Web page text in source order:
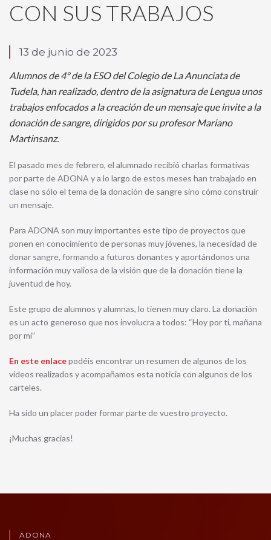
CON SUS TRABAJOS
13 de junio de 2023
Alumnos de 4º de la ESO del Colegio de La Anunciata de
Tudela, han realizado, dentro de la asignatura de Lengua unos
trabajos enfocados a la creación de un mensaje que invite a la
donación de sangre, dirigidos por su profesor Mariano
Martinsanz.
El pasado mes de febrero, el alumnado recibió charlas formativas
por parte de ADONA y a lo largo de estos meses han trabajado en
clase no sólo el tema de la donación de sangre sino cómo construir
un mensaje.
Para ADONA son muy importantes este tipo de proyectos que
ponen en conocimiento de personas muy jóvenes, la necesidad de
donar sangre, formando a futuros donantes y aportándonos una
información muy valiosa de la visión que de la donación tiene la
juventud de hoy.
Este grupo de alumnos y alumnas, lo tienen muy claro. La donación
es un acto generoso que nos involucra a todos: “Hoy por ti, mañana
por mi”
En este enlacepodéis encontrar un resumen de algunos de los
vídeos realizados y acompañamos esta noticia con algunos de los
carteles.
Ha sido un placer poder formar parte de vuestro proyecto.
¡Muchas gracias!
ADONA